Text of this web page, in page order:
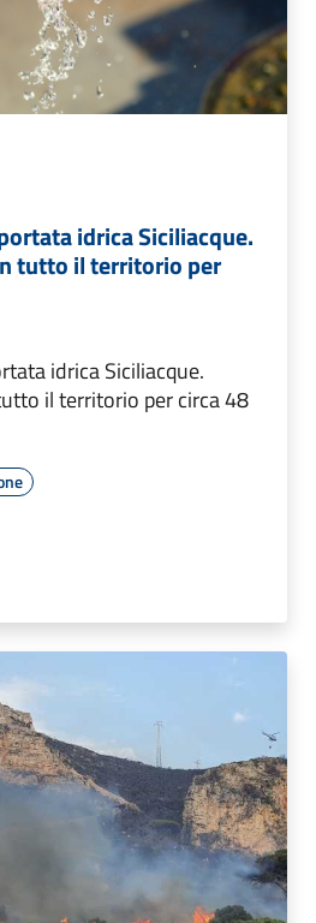
idrica Siciliacque.
tutto il territorio per
idrica Siciliacque.
il territorio per circa 48